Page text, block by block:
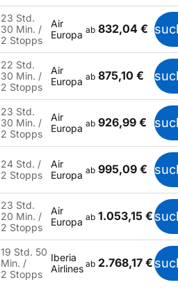
23 Std.
30 Min. /
2 Stopps
Air
Europa ab 832,04 €
22 Std.
30 Min. /
2 Stopps
Air
Europa ab 875,10 €
23 Std.
30 Min. /
2 Stopps
Air
Europa ab 926,99 €
24 Std. /
2 Stopps
Air
Europa ab 995,09 €
23 Std.
20 Min. /
2 Stopps
Air
Europa ab 1.053,15 €
19 Std. 50
Min. /
2 Stopps
Iberia
Airlines ab 2.768,17 €